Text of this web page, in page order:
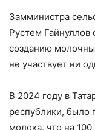
Замминистра
Рустем
созданию
не участвует ни
В 2024 году в
республики, было
молока, что на